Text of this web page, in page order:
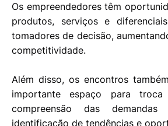
Os empreendedores têm
produtos, serviços e
tomadores de decisão,
competitividade.
Além disso, os encontros
importante espaço para troca
compreensão das
identificação de tendências e